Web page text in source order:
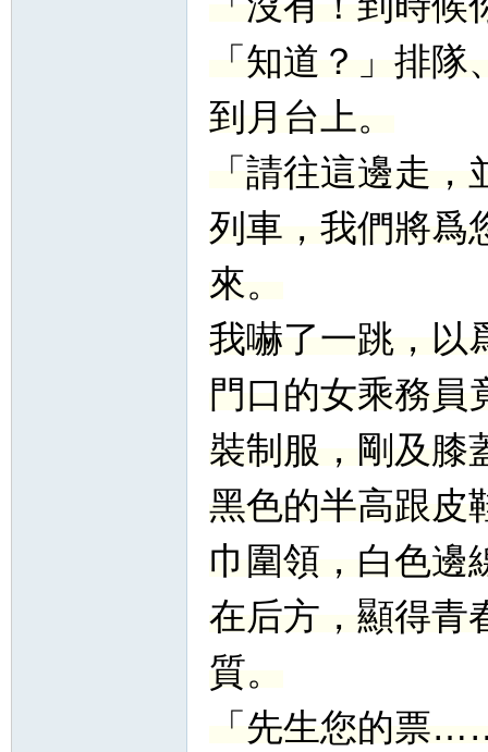
「知道？」排
到月台上。
「請往這邊走
列車，我們將爲
來。
我嚇了一跳，以
門口的女乘務員
裝制服，剛及膝
黑色的半高跟皮
巾圍領，白色邊
在后方，顯得青
質。
「先生您的票